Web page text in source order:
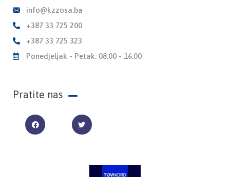
info@kzzosa.ba
+387 33 725 200
+387 33 725 323
Ponedjeljak - Petak: 08:00 - 16:00
Pratite nas